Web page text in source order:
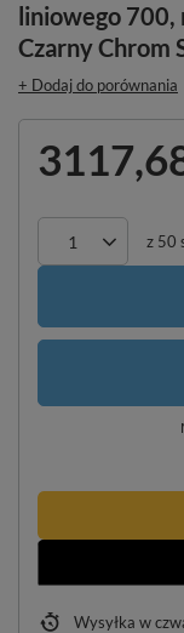
liniowego 700,
Czarny Chrom
+ Dodaj do porównania
z 50
Wysyłka w